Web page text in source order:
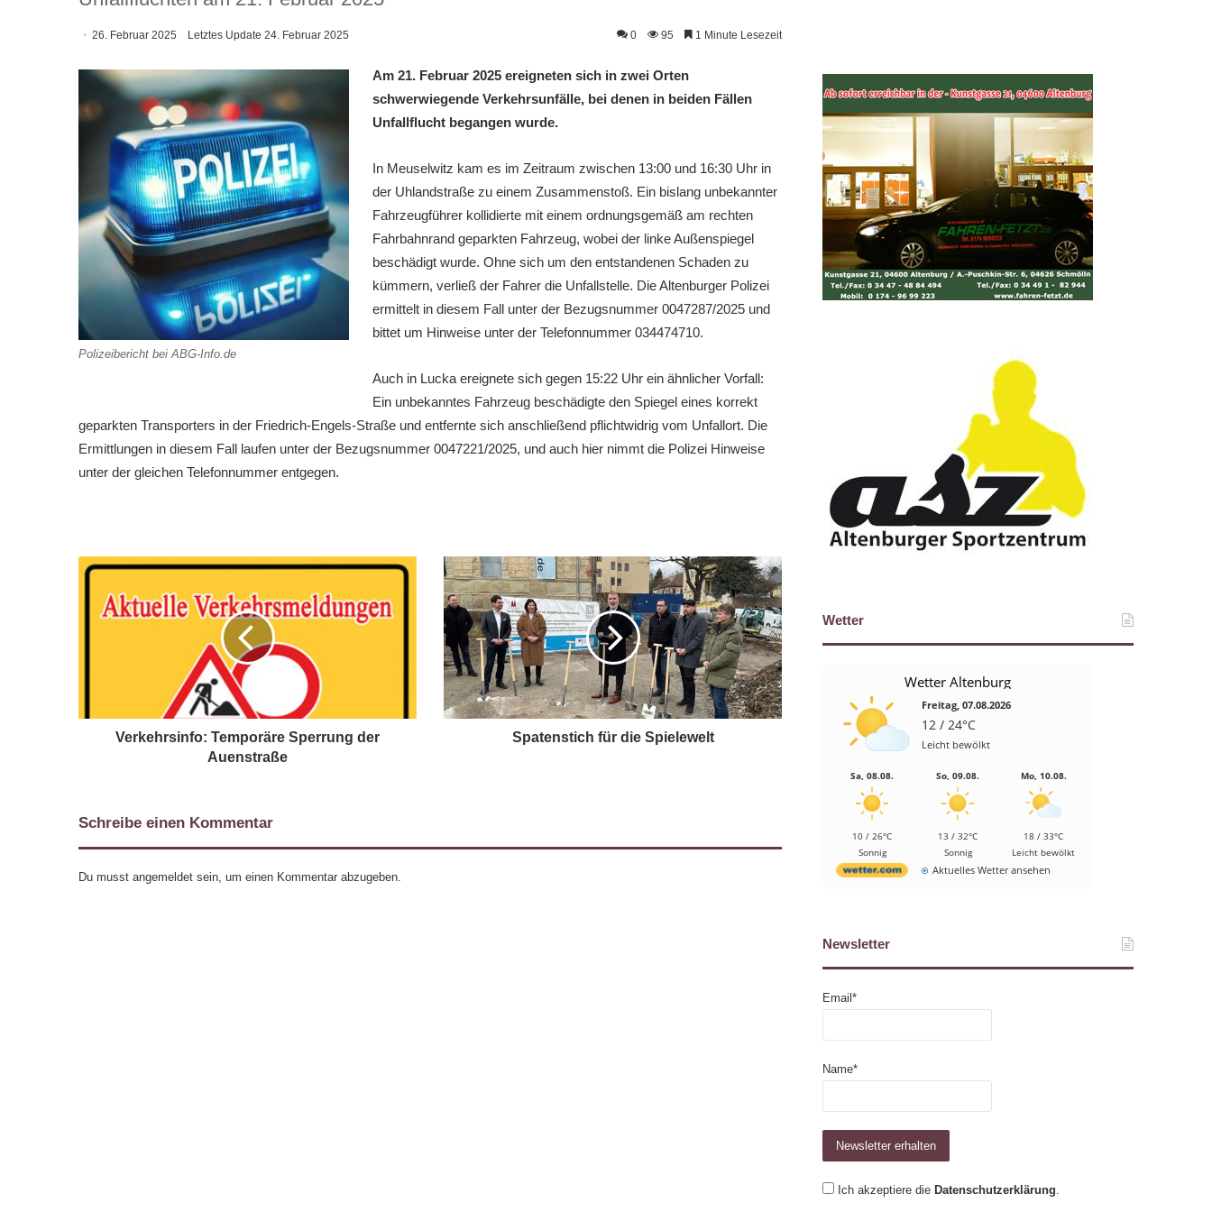
26. Februar 2025 Letztes Update 24. Februar 2025 0 95 1 Minute Lesezeit
Polizeibericht bei ABG-Info.de
Am 21. Februar 2025 ereigneten sich in zwei Orten
schwerwiegende Verkehrsunfälle, bei denen in beiden Fällen
Unfallflucht begangen wurde.
In Meuselwitz kam es im Zeitraum zwischen 13:00 und 16:30 Uhr in
der Uhlandstraße zu einem Zusammenstoß. Ein bislang unbekannter
Fahrzeugführer kollidierte mit einem ordnungsgemäß am rechten
Fahrbahnrand geparkten Fahrzeug, wobei der linke Außenspiegel
beschädigt wurde. Ohne sich um den entstandenen Schaden zu
kümmern, verließ der Fahrer die Unfallstelle. Die Altenburger Polizei
ermittelt in diesem Fall unter der Bezugsnummer 0047287/2025 und
bittet um Hinweise unter der Telefonnummer 034474710.
Auch in Lucka ereignete sich gegen 15:22 Uhr ein ähnlicher Vorfall:
Ein unbekanntes Fahrzeug beschädigte den Spiegel eines korrekt
geparkten Transporters in der Friedrich-Engels-Straße und entfernte sich anschließend pflichtwidrig vom Unfallort. Die
Ermittlungen in diesem Fall laufen unter der Bezugsnummer 0047221/2025, und auch hier nimmt die Polizei Hinweise
unter der gleichen Telefonnummer entgegen.
Verkehrsinfo: Temporäre Sperrung der
Auenstraße
Spatenstich für die Spielewelt
Schreibe einen Kommentar
Du musst angemeldet sein, um einen Kommentar abzugeben.
Wetter
Wetter Altenburg
Freitag, 07.08.2026
12 / 24°C
Leicht bewölkt
Sa, 08.08.
10 / 26°C
Sonnig
So, 09.08.
13 / 32°C
Sonnig
Mo, 10.08.
18 / 33°C
Leicht bewölkt
Aktuelles Wetter ansehen
Newsletter
Email*
Name*
Ich akzeptiere die Datenschutzerklärung.